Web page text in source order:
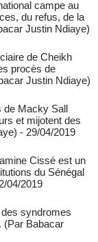
campe au
du refus, de la
Justin Ndiaye)
de Cheikh
procès de
Justin Ndiaye)
de Macky Sall
et mijotent des
- 29/04/2019
Cissé est un
du Sénégal
04/2019
syndromes
(Par Babacar